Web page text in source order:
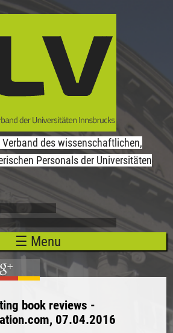
des wissenschaftlichen,
Personals der Universitäten
☰ Menu
book reviews -
07.04.2016